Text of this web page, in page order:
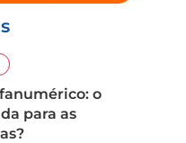
o
para as